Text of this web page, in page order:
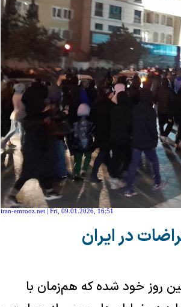
iran-emrooz.net | Fri, 09.01.2026, 16:51
در ایران
روز خود شده که هم‌زمان با